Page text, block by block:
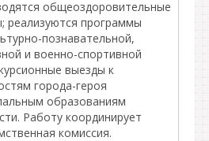
общеоздоровительные
реализуются программы
познавательной,
и военно-спортивной
выезды к
города-героя
образованиям
Работу координирует
комиссия.